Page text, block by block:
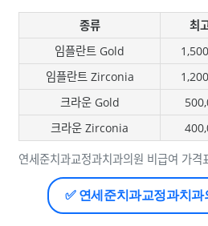
연세준치과교정과치과의원 비급여 가격
종류 최
임플란트 Gold
임플란트 Zirconia
크라운 Gold
크라운 Zirconia
✅ 연세준치과교정과치과